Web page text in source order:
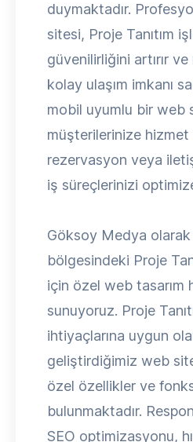
duymaktadır.
sitesi, Proje Tanıtım
güvenilirliğini artırır
kolay ulaşım imkanı
mobil uyumlu bir web
müşterilerinize
rezervasyon veya
iş süreçlerinizi
Göksoy Medya olarak
bölgesindeki Proje
için özel web tasarım
sunuyoruz. Proje
ihtiyaçlarına uygun
geliştirdiğimiz web
özel özellikler ve
bulunmaktadır.
SEO optimizasyonu,